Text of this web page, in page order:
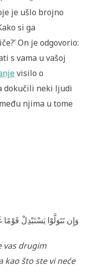
je ušlo brojno
si ga
On je odgovorio:
s vama u vašoj
visilo o
dokučili neki ljudi
njima u tome
وَإِن تَتَوَلَّوْا يَسْتَبْدِلْ قَوْمًا
vas drugim
kao što ste vi neće